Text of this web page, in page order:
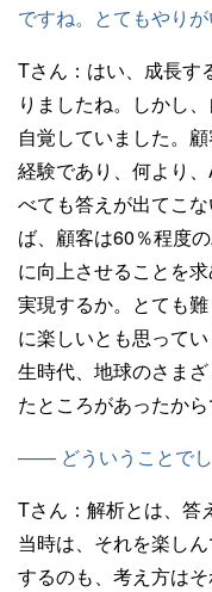
ですね。とてもやりが
Tさん： はい、成長す
りましたね。しかし
自覚していました。
経験であり、何より
べても答えが出てこ
ば、顧客は60％程度
に向上させることを
実現するか。とても
に楽しいとも思って
生時代、地球のさま
たところがあったから
—— どういうことでし
Tさん： 解析とは、答
当時は、それを楽し
するのも、考え方は